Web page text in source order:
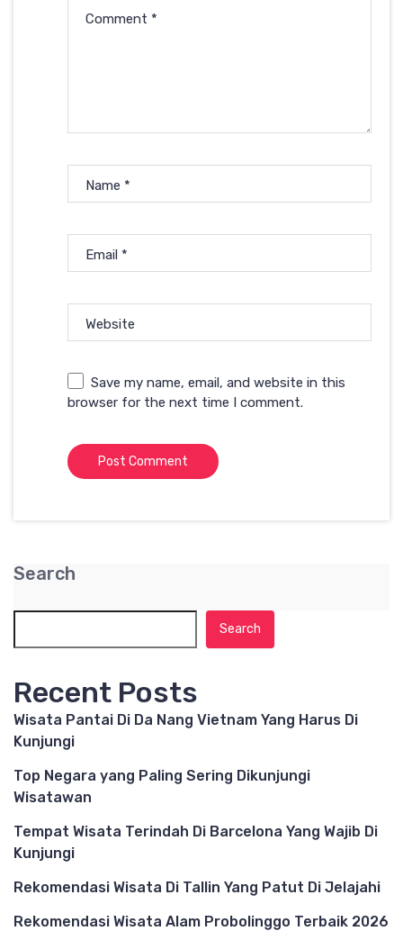
Comment *
Name *
Email *
Website
Save my name, email, and website in this
browser for the next time I comment.
Search
Search
Recent Posts
Wisata Pantai Di Da Nang Vietnam Yang Harus Di
Kunjungi
Top Negara yang Paling Sering Dikunjungi
Wisatawan
Tempat Wisata Terindah Di Barcelona Yang Wajib Di
Kunjungi
Rekomendasi Wisata Di Tallin Yang Patut Di Jelajahi
Rekomendasi Wisata Alam Probolinggo Terbaik 2026